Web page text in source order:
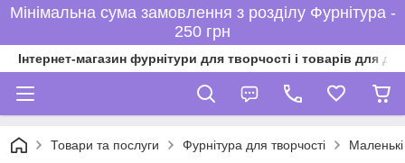
Мінімальна сума замовлення з розділу Фурнітура -
250 грн
Інтернет-магазин фурнітури для творчості і товарів для
Товари та послуги Фурнітура для творчості